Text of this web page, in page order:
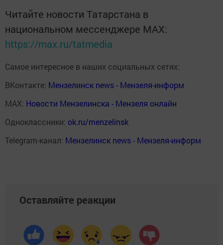
Читайте новости Татарстана в
национальном мессенджере MАХ:
https://max.ru/tatmedia
Самое интересное в наших социальных сетях:
ВКонтакте: Мензелинск news - Мензеля-информ
MAX: Новости Мензелинска - Мензеля онлайн
Одноклассники: ok.ru/menzelinsk
Telegram-канал: Мензелинск news - Мензеля-информ
Оставляйте реакции